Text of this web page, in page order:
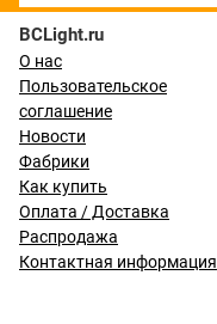
BCLight.ru
О нас
Пользовательское
соглашение
Новости
Фабрики
Как купить
Оплата / Доставка
Распродажа
Контактная информация